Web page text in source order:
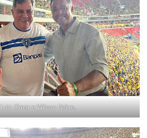
Luiz Omar e Wilson Nobre.